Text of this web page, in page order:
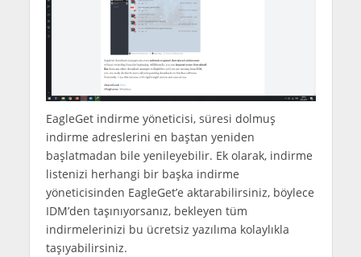
EagleGet indirme yöneticisi, süresi dolmuş
indirme adreslerini en baştan yeniden
başlatmadan bile yenileyebilir. Ek olarak, indirme
listenizi herhangi bir başka indirme
yöneticisinden EagleGet’e aktarabilirsiniz, böylece
IDM’den taşınıyorsanız, bekleyen tüm
indirmelerinizi bu ücretsiz yazılıma kolaylıkla
taşıyabilirsiniz.